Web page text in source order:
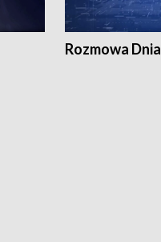
Rozmowa Dnia